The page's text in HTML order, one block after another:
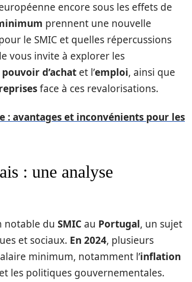
encore sous les effets de
prennent une nouvelle
le SMIC et quelles répercussions
vous invite à explorer les
pouvoir d’achat et l’emploi, ainsi que
face à ces revalorisations.
: avantages et inconvénients pour les
: une analyse
notable du SMIC au Portugal, un sujet
et sociaux. En 2024, plusieurs
minimum, notamment l’inflation
les politiques gouvernementales.